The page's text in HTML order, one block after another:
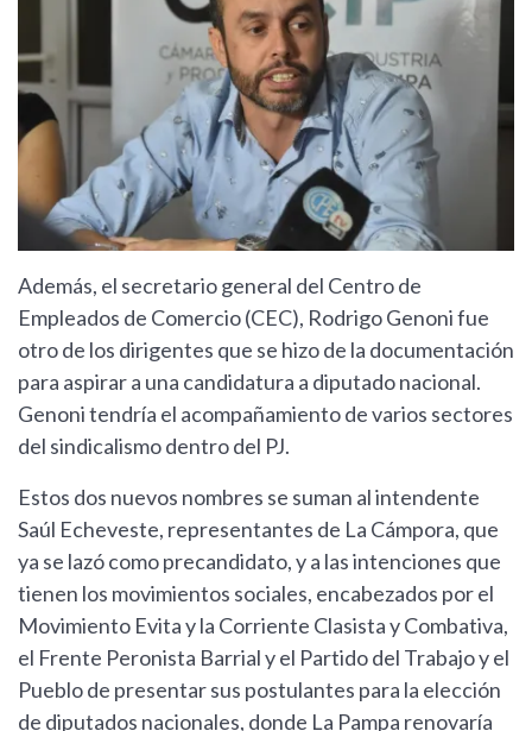
Además, el secretario general del Centro de
Empleados de Comercio (CEC), Rodrigo Genoni fue
otro de los dirigentes que se hizo de la documentación
para aspirar a una candidatura a diputado nacional.
Genoni tendría el acompañamiento de varios sectores
del sindicalismo dentro del PJ.
Estos dos nuevos nombres se suman al intendente
Saúl Echeveste, representantes de La Cámpora, que
ya se lazó como precandidato, y a las intenciones que
tienen los movimientos sociales, encabezados por el
Movimiento Evita y la Corriente Clasista y Combativa,
el Frente Peronista Barrial y el Partido del Trabajo y el
Pueblo de presentar sus postulantes para la elección
de diputados nacionales, donde La Pampa renovaría